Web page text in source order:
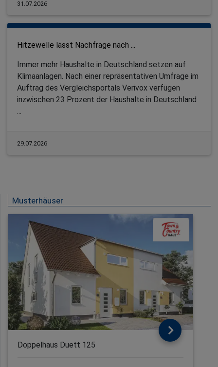
31.07.2026
Hitzewelle lässt Nachfrage nach ...
Immer mehr Haushalte in Deutschland setzen auf
Klimaanlagen. Nach einer repräsentativen Umfrage im
Auftrag des Vergleichsportals Verivox verfügen
inzwischen 23 Prozent der Haushalte in Deutschland
29.07.2026
Musterhäuser
Doppelhaus Duett 125